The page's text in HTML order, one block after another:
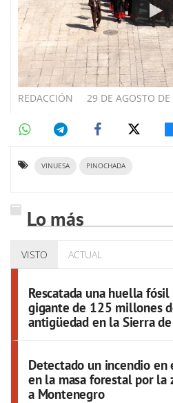
29 DE AGOSTO
REDACCIÓN
VINUESA PINOCHADA
Lo más
VISTO ACTUAL
Rescatada una huella
gigante de 125 millones
antigüedad en la Sierra
Detectado un incendio en
en la masa forestal por la
a Montenegro